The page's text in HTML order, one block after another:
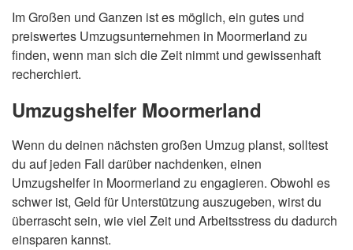
Im Großen und Ganzen ist es möglich, ein gutes und
preiswertes Umzugsunternehmen in Moormerland zu
finden, wenn man sich die Zeit nimmt und gewissenhaft
recherchiert.
Umzugshelfer Moormerland
Wenn du deinen nächsten großen Umzug planst, solltest
du auf jeden Fall darüber nachdenken, einen
Umzugshelfer in Moormerland zu engagieren. Obwohl es
schwer ist, Geld für Unterstützung auszugeben, wirst du
überrascht sein, wie viel Zeit und Arbeitsstress du dadurch
einsparen kannst.